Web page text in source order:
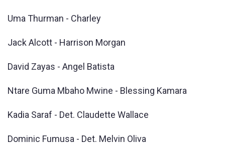
Uma Thurman - Charley
Jack Alcott - Harrison Morgan
David Zayas - Angel Batista
Ntare Guma Mbaho Mwine - Blessing Kamara
Kadia Saraf - Det. Claudette Wallace
Dominic Fumusa - Det. Melvin Oliva